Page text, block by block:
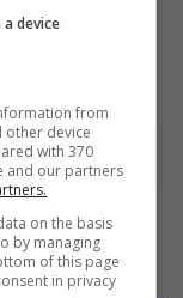
device
from
other device
with 370
and our partners
on the basis
by managing
of this page
in privacy